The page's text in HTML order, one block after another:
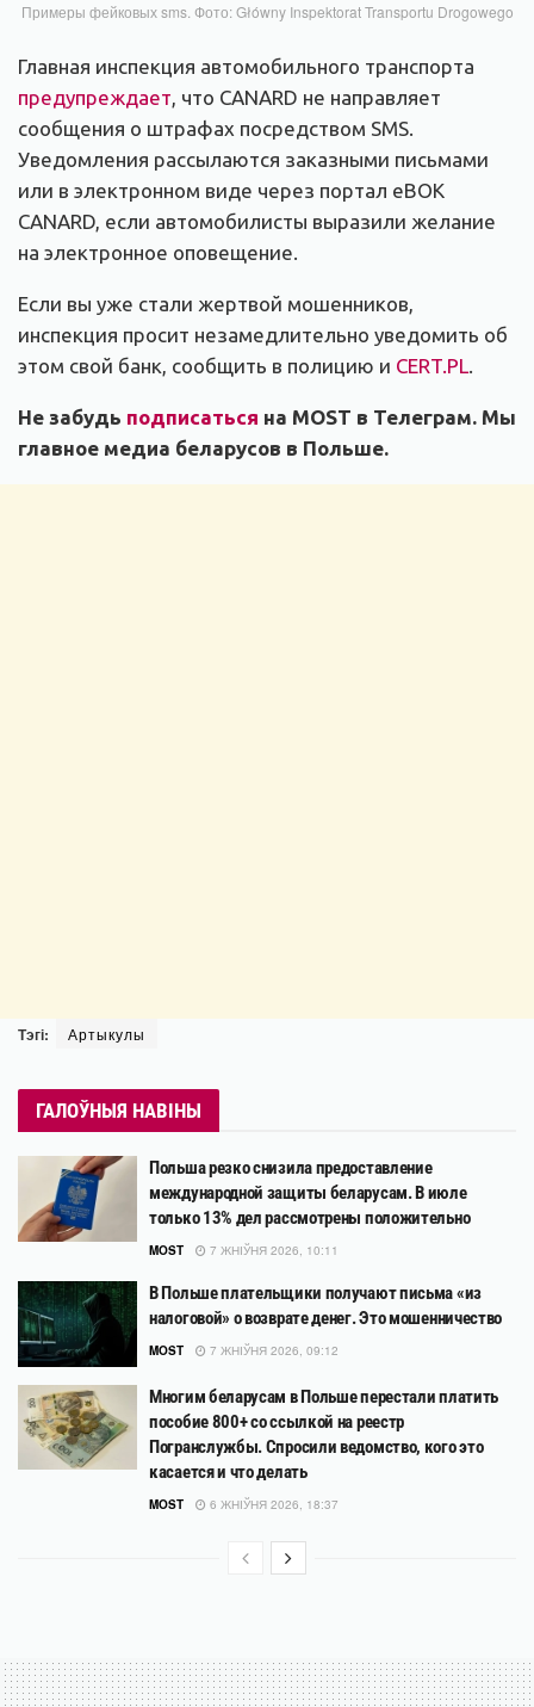
Примеры фейковых sms. Фото: Główny Inspektorat Transportu Drogowego
Главная инспекция автомобильного транспорта
предупреждает, что CANARD не направляет
сообщения о штрафах посредством SMS.
Уведомления рассылаются заказными письмами
или в электронном виде через портал eBOK
CANARD, если автомобилисты выразили желание
на электронное оповещение.
Если вы уже стали жертвой мошенников,
инспекция просит незамедлительно уведомить об
этом свой банк, сообщить в полицию и CERT.PL.
Не забудь подписаться на MOST в Телеграм. Мы
главное медиа беларусов в Польше.
Тэгі: Артыкулы
ГАЛОЎНЫЯ НАВІНЫ
Польша резко снизила предоставление
международной защиты беларусам. В июле
только 13% дел рассмотрены положительно
MOST 7 ЖНІЎНЯ 2026, 10:11
В Польше плательщики получают письма «из
налоговой» о возврате денег. Это мошенничество
MOST 7 ЖНІЎНЯ 2026, 09:12
Многим беларусам в Польше перестали платить
пособие 800+ со ссылкой на реестр
Погранслужбы. Спросили ведомство, кого это
касается и что делать
MOST 6 ЖНІЎНЯ 2026, 18:37